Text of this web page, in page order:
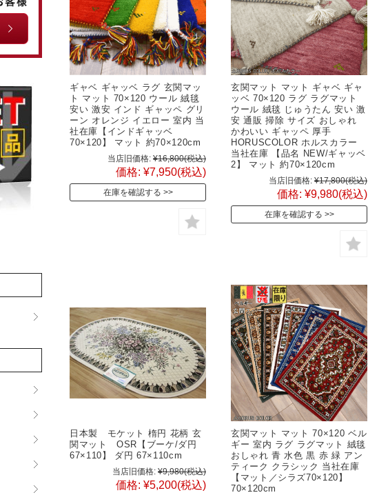
ギャベ ギャッベ ラグ 玄関マッ
ト マット 70×120 ウール 絨毯
安い 激安 インド ギャッペ グリ
ーン オレンジ イエロー 室内 当
社在庫【インドギャッベ
70×120】 マット 約70×120cm
当店旧価格: ¥16,800(税込)
価格: ¥7,950(税込)
在庫を確認する
玄関マット マット ギャベ ギャ
ッベ 70×120 ラグ ラグマット
ウール 絨毯 じゅうたん 安い 激
安 通販 掃除 サイズ おしゃれ
かわいい ギャッペ 厚手
HORUSCOLOR ホルスカラー
当社在庫 【品名 NEW/ギャッベ
2】 マット 約70×120cm
当店旧価格: ¥17,800(税込)
価格: ¥9,980(税込)
在庫を確認する
日本製 モケット 楕円 花柄 玄
関マット OSR【ブーケ/ダ円
67×110】 ダ円 67×110cm
当店旧価格: ¥9,980(税込)
価格: ¥5,200(税込)
玄関マット マット 70×120 ベル
ギー 室内 ラグ ラグマット 絨毯
おしゃれ 青 水色 黒 赤 緑 アン
ティーク クラシック 当社在庫
【マット／シラズ70×120】
70×120cm